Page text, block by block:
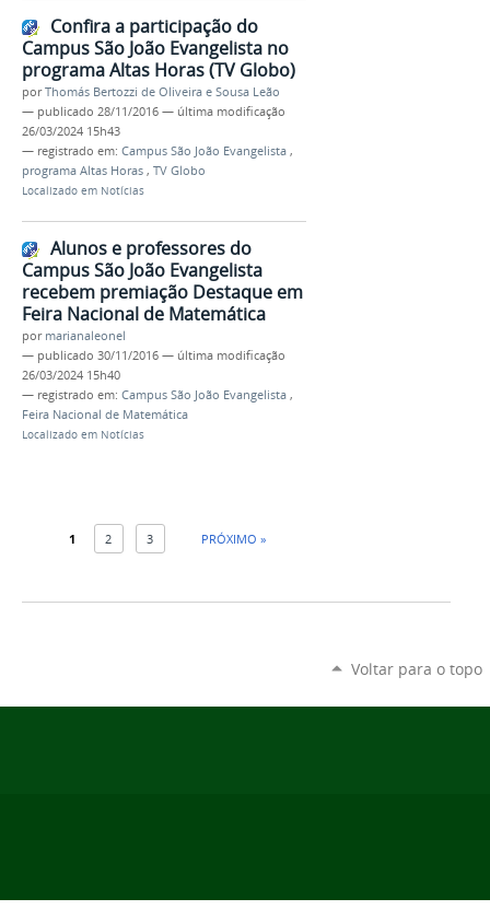
Confira a participação do
Campus São João Evangelista no
programa Altas Horas (TV Globo)
porThomás Bertozzi de Oliveira e Sousa Leão
— publicado 28/11/2016 — última modificação
26/03/2024 15h43
— registrado em: Campus São João Evangelista ,
programa Altas Horas , TV Globo
Localizado em Notícias
Alunos e professores do
Campus São João Evangelista
recebem premiação Destaque em
Feira Nacional de Matemática
por marianaleonel
— publicado 30/11/2016 — última modificação
26/03/2024 15h40
— registrado em: Campus São João Evangelista ,
Feira Nacional de Matemática
Localizado em Notícias
1 2 3 PRÓXIMO »
Voltar para o topo